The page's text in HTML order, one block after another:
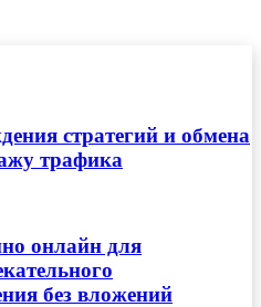
стратегий и обмена
трафика
онлайн для
без вложений